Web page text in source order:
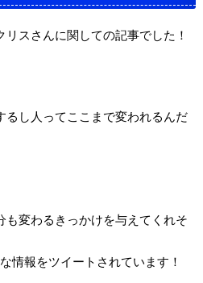
スさんに関しての記事でした！
るし人ってここまで変われるんだ
も変わるきっかけを与えてくれそ
情報をツイートされています！